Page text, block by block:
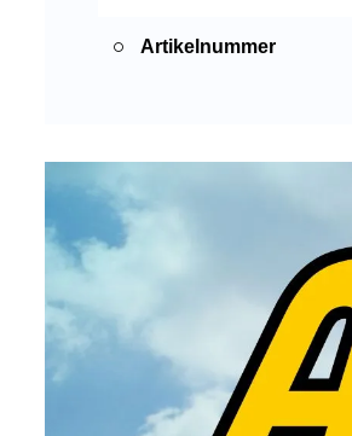
Artikelnummer